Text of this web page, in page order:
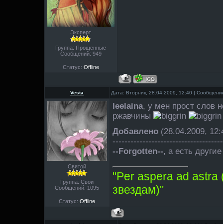
Эксперт
Группа: Прощенные
Сообщений: 949
Статус: Offline
Vesta Дата: Вторник, 28.04.2009, 12:40 |
Святой
Группа: Свои
Сообщений: 1095
Статус: Offline
leelaina, у мен прост слов
ржавчины
Добавлено(28.04.2009,
--Forgotten--, а есть
"Per aspera ad astra
звездам)"